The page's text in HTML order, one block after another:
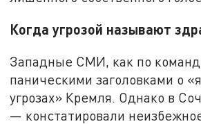
Когда угрозой называют
Западные СМИ, как по
паническими заголовками о
угрозах» Кремля. Однако в
— констатировали